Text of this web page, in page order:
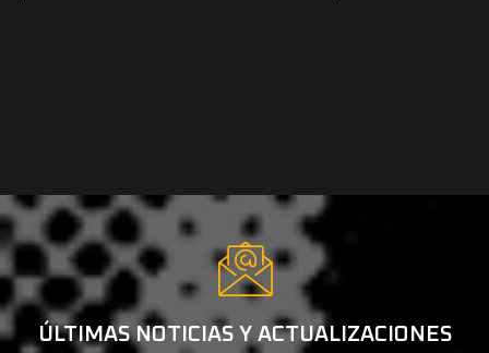
ÚLTIMAS NOTICIAS Y ACTUALIZACIONES